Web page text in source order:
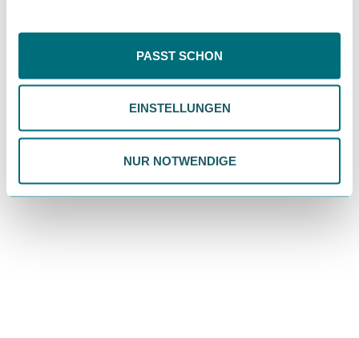
Inhalte eingeschränkt sein könnten. Wähle
deiner Präferenzen. Du kannst deine Wahl jederzeit
ändern. Weitere Informationen findest du in unserer
Datenschutzrichtlinie.
PASST SCHON
EINSTELLUNGEN
NUR NOTWENDIGE
Schubladenkästen. Stabil mit Stil.
Erfahre mehr